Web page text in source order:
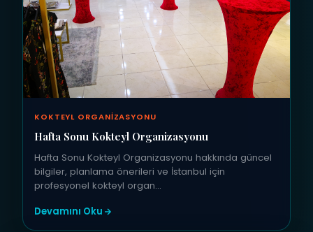
KOKTEYL ORGANIZASYONU
Hafta Sonu Kokteyl Organizasyonu
Hafta Sonu Kokteyl Organizasyonu hakkında güncel
bilgiler, planlama önerileri ve İstanbul için
profesyonel kokteyl organ…
Devamını Oku